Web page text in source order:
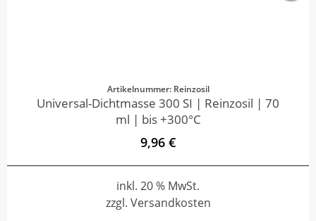
Artikelnummer: Reinzosil
Universal-Dichtmasse 300 SI | Reinzosil | 70
ml | bis +300°C
9,96 €
inkl. 20 % MwSt.
zzgl. Versandkosten